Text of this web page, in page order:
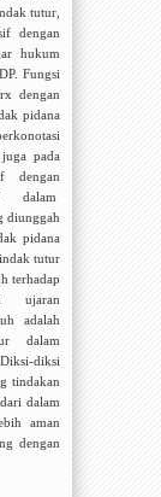
tutur,
dengan
hukum
Fungsi
dengan
pidana
pada
dengan
dalam
diunggah
pidana
tutur
terhadap
ujaran
adalah
dalam
diksi
tindakan
dalam
aman
dengan